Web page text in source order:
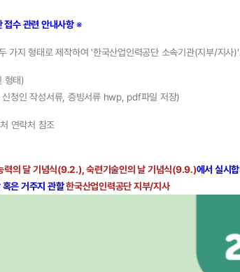
접수 관련 안내사항※
가지 형태로 제작하여 '한국산업인력공단 소속기관(지부/지사
형태)
청인 작성서류, 증빙서류 hwp, pdf파일 저장)
연락처 참조
력의 달 기념식(9.2.), 숙련기술인의 날 기념식(9.9.)에서 실시
은 거주지 관할한국산업인력공단 지부/지사